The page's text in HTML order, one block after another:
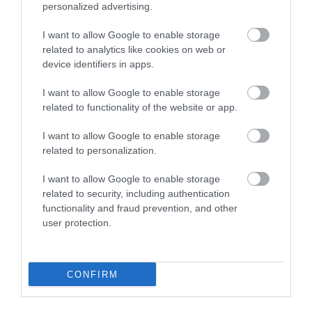
personalized advertising.
I want to allow Google to enable storage
related to analytics like cookies on web or
device identifiers in apps.
I want to allow Google to enable storage
related to functionality of the website or app.
I want to allow Google to enable storage
related to personalization.
I want to allow Google to enable storage
related to security, including authentication
functionality and fraud prevention, and other
user protection.
CONFIRM
hihette azt, hogy egy különleges díjat kap kivételesen
kemény munkájáért cserébe. Mikor megérkezett úti
céljára, ráeszmélt, hogy Dél-Koreába vitték. Egy teljes
napot el is tölthetett a szöuli vidámparkban, ezt
nap után átvitték – természetesen bekötött szemmel
egy lakásba, majd pontosan az következett, amit már
Ismét megkérte a vezető producer, hogy vegye le a
ruháit, majd elárulták neki, hogy ugyanazok a
csak ezúttal koreaiul kell teljesítenie a játékot. 1 millió
jen helyett a cél itt az volt, hogy elég pénzt nyerjen
ahhoz, hogy megengedhessen magának egy Japan
pár hét alatt sikerült a célt elérnie, de ezen a ponton a
szervezők hirtelen azzal módosították a szabadulás